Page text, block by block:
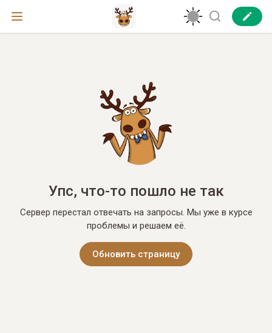
Упс, что-то пошло не так
Сервер перестал отвечать на запросы. Мы уже в курсе
проблемы и решаем её.
Обновить страницу